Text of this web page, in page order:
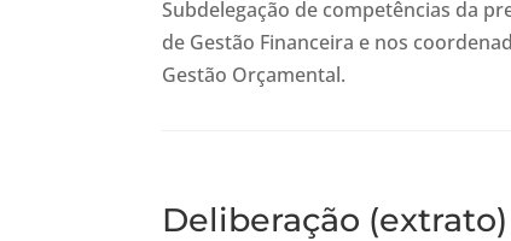
Subdelegação de competências da
de Gestão Financeira e nos
Gestão Orçamental.
Deliberação (extrato)